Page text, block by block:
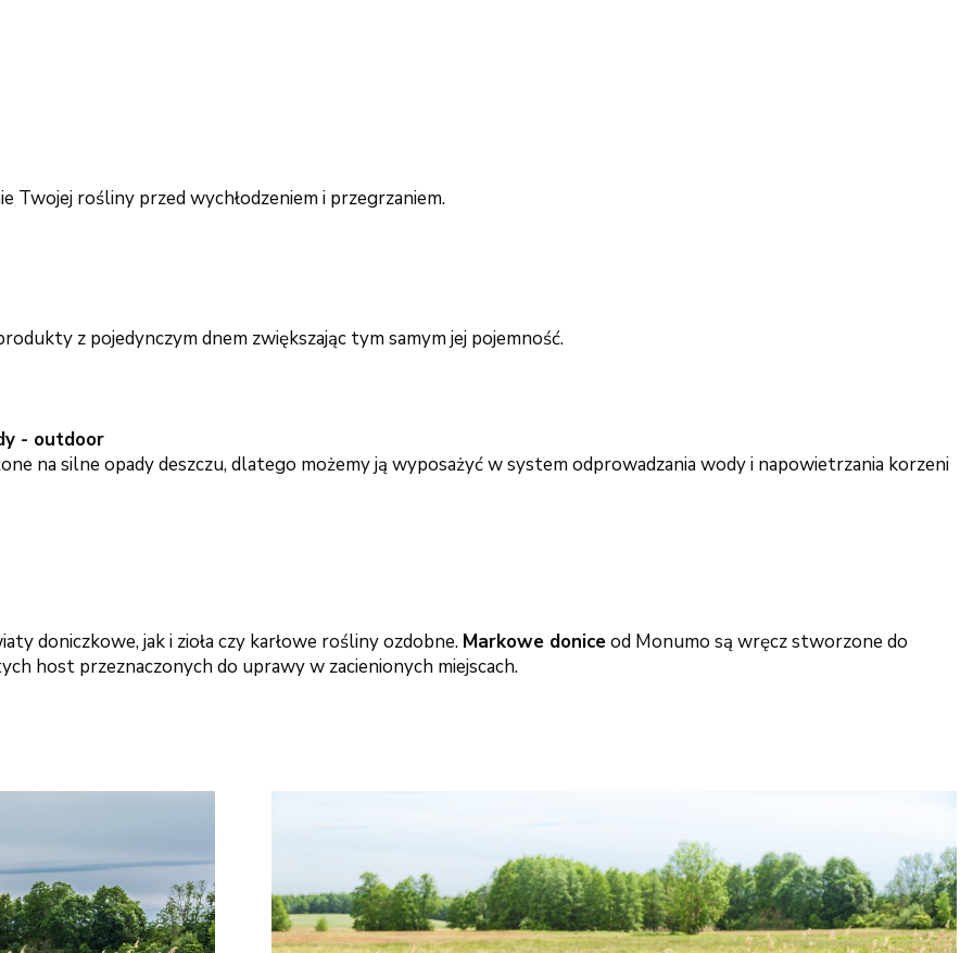
Twojej rośliny przed wychłodzeniem i przegrzaniem.
z pojedynczym dnem zwiększając tym samym jej pojemność.
- outdoor
na silne opady deszczu, dlatego możemy ją wyposażyć w system odprowadzania wody i napowietrzania korzeni
doniczkowe, jak i zioła czy karłowe rośliny ozdobne. Markowe doniceod Monumo są wręcz stworzone do
host przeznaczonych do uprawy w zacienionych miejscach.